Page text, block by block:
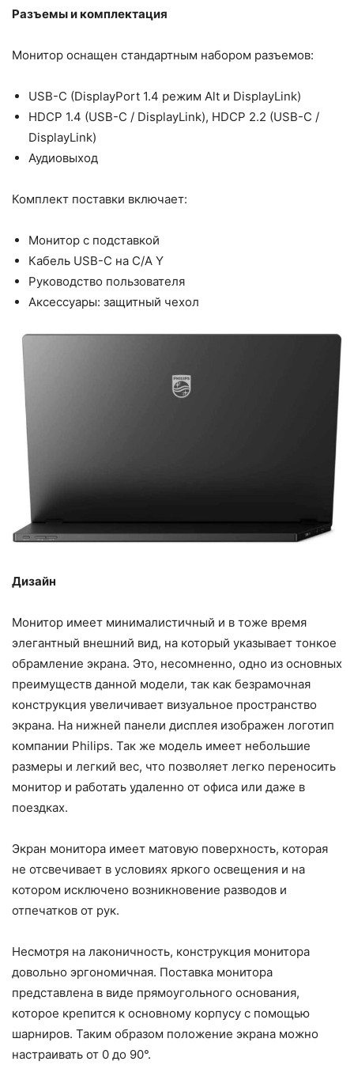
Разъемы и комплектация
Монитор оснащен стандартным набором разъемов:
USB-C (DisplayPort 1.4 режим Alt и DisplayLink)
HDCP 1.4 (USB-C / DisplayLink), HDCP 2.2 (USB-C /
DisplayLink)
Аудиовыход
Комплект поставки включает:
Монитор с подставкой
Кабель USB-C на C/A Y
Руководство пользователя
Аксессуары: защитный чехол
Дизайн
Монитор имеет минималистичный и в тоже время
элегантный внешний вид, на который указывает тонкое
обрамление экрана. Это, несомненно, одно из основных
преимуществ данной модели, так как безрамочная
конструкция увеличивает визуальное пространство
экрана. На нижней панели дисплея изображен логотип
компании Philips. Так же модель имеет небольшие
размеры и легкий вес, что позволяет легко переносить
монитор и работать удаленно от офиса или даже в
поездках.
Экран монитора имеет матовую поверхность, которая
не отсвечивает в условиях яркого освещения и на
котором исключено возникновение разводов и
отпечатков от рук.
Несмотря на лаконичность, конструкция монитора
довольно эргономичная. Поставка монитора
представлена в виде прямоугольного основания,
которое крепится к основному корпусу с помощью
шарниров. Таким образом положение экрана можно
настраивать от 0 до 90°.